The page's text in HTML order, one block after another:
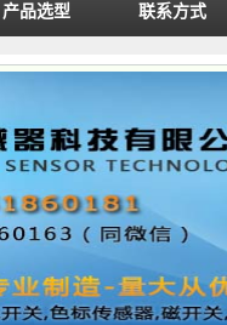
产品选型 联系方式